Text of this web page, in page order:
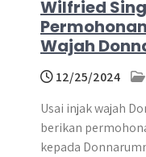
Wilfried
Wajah
12/25/2024
Usai injak wajah
berikan
kepada